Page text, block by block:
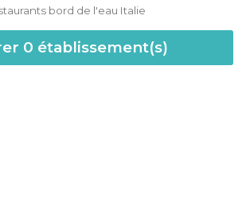
bord de l'eau Italie
0 établissement(s)